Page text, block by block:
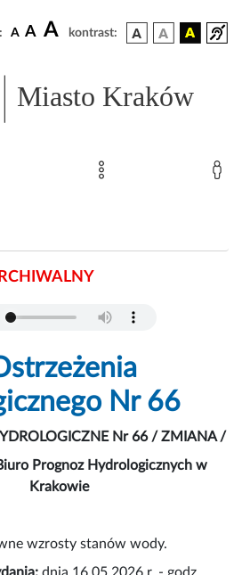
A A A kontrast:
Miasto Kraków
Nr 66
Nr 66 / ZMIANA /
Prognoz Hydrologicznych w
Krakowie
wzrosty stanów wody.